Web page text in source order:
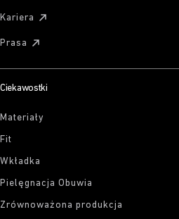
Kariera
Prasa
Ciekawostki
Materiały
Fit
Wkładka
Pielęgnacja Obuwia
Zrównoważona produkcja